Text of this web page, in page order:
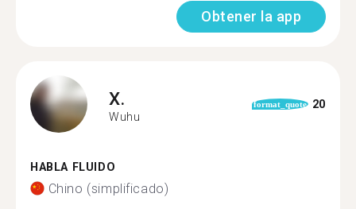
Obtener la app
X.
Wuhu
format_quote 20
HABLA FLUIDO
Chino (simplificado)